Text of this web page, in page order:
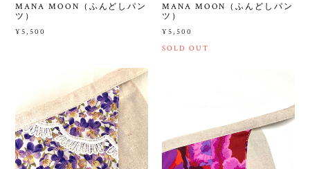
MANA MOON（ふんどしパン
ツ）
¥5,500
MANA MOON（ふんどしパン
ツ）
¥5,500
SOLD OUT